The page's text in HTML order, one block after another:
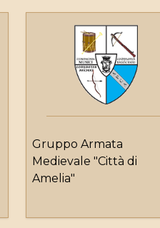
Gruppo Armata
Medievale "Città di
Amelia"